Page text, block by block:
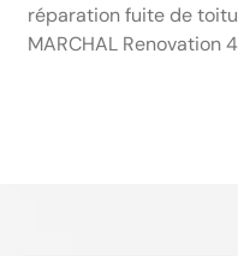
réparation fuite de
MARCHAL Renovation